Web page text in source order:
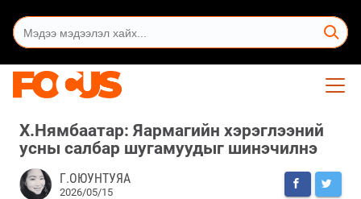
Х.Нямбаатар: Яармагийн хэрэглээний
усны салбар шугамуудыг шинэчилнэ
Г.ОЮУНТУЯА
2026/05/15